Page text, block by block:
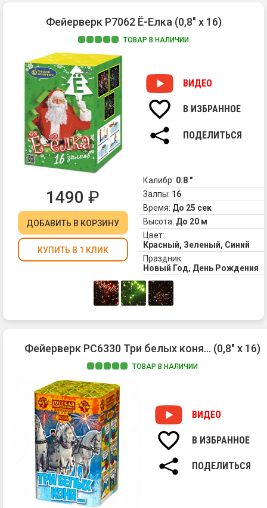
Фейерверк Р7062 Ё-Елка (0,8" х 16)
ТОВАР В НАЛИЧИИ
ВИДЕО
В ИЗБРАННОЕ
ПОДЕЛИТЬСЯ
1490 ₽
ДОБАВИТЬ В КОРЗИНУ
КУПИТЬ В 1 КЛИК
Калибр: 0.8 "
Залпы: 16
Время: До 25 сек
Высота: До 20 м
Цвет:
Красный, Зеленый, Синий
Праздник:
Новый Год, День Рожденияи
16
Фейерверк РС6330 Три белых коня... (0,8" х 16)
ТОВАР В НАЛИЧИИ
ВИДЕО
В ИЗБРАННОЕ
ПОДЕЛИТЬСЯ